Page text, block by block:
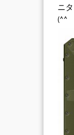
ニ
(^^ゞ